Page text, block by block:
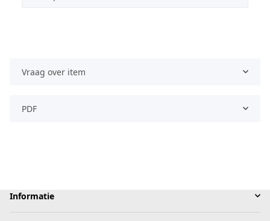
Vraag over item
PDF
Informatie